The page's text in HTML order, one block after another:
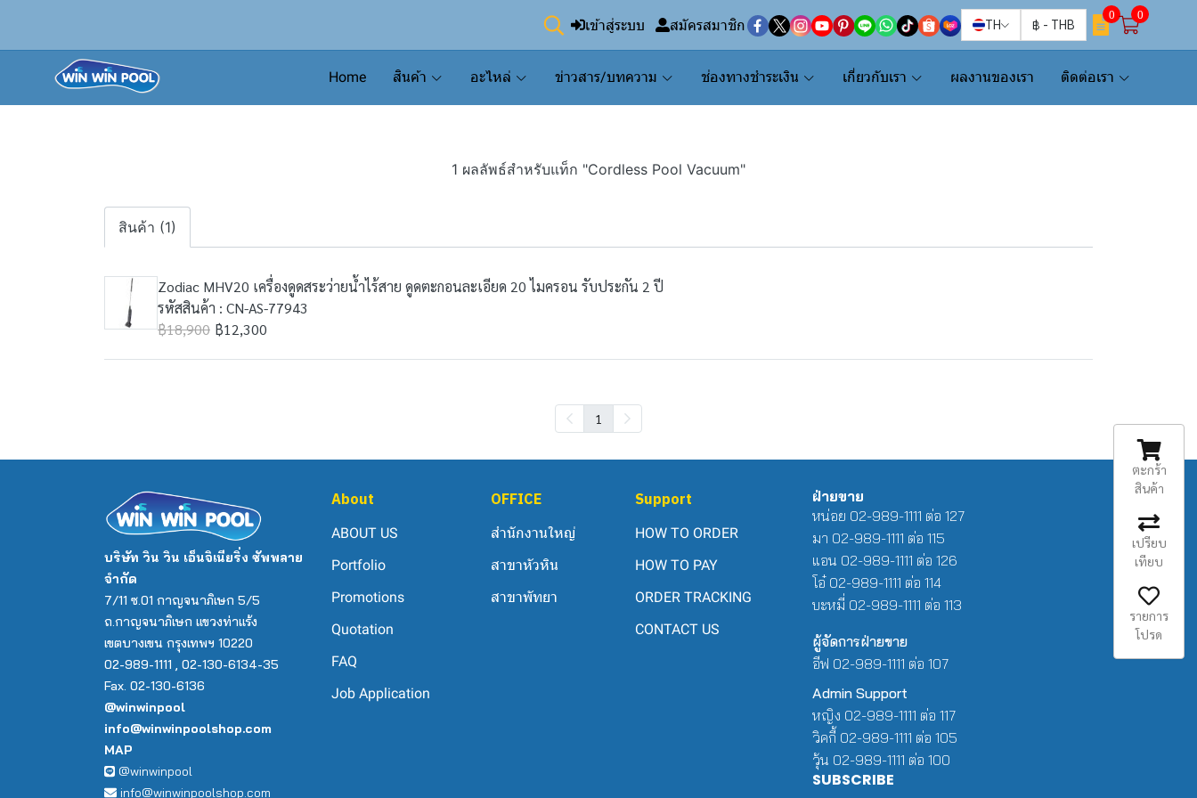
เข้าสู่ระบบ สมัครสมาชิก TH ฿ - THB
0 0
Home สินค้า อะไหล่ ข่าวสาร/บทความ ช่องทางชำระเงิน เกี่ยวกับเรา ผลงานของเรา ติดต่อเรา
1 ผลลัพธ์สำหรับแท็ก "Cordless Pool Vacuum"
สินค้า (1)
Zodiac MHV20 เครื่องดูดสระว่ายน้ำไร้สาย ดูดตะกอนละเอียด 20 ไมครอน รับประกัน 2 ปี
รหัสสินค้า : CN-AS-77943
฿18,900 ฿12,300
1
บริษัท วิน วิน เอ็นจิเนียริ่ง ซัพพลาย
จำกัด
7/11 ซ.01 กาญจนาภิเษก 5/5
ถ.กาญจนาภิเษก แขวงท่าแร้ง
เขตบางเขน กรุงเทพฯ 10220
02-989-1111 , 02-130-6134-35
Fax. 02-130-6136
@winwinpool
info@winwinpoolshop.com
MAP
@winwinpool
info@winwinpoolshop.com
About
ABOUT US
Portfolio
Promotions
Quotation
FAQ
Job Application
OFFICE
สำนักงานใหญ่
สาขาหัวหิน
สาขาพัทยา
Support
HOW TO ORDER
HOW TO PAY
ORDER TRACKING
CONTACT US
ฝ่ายขาย
หน่อย 02-989-1111 ต่อ 127
มา 02-989-1111 ต่อ 115
แอน 02-989-1111 ต่อ 126
โอ๋ 02-989-1111 ต่อ 114
บะหมี่ 02-989-1111 ต่อ 113
ผู้จัดการฝ่ายขาย
อีฟ 02-989-1111 ต่อ 107
Admin Support
หญิง 02-989-1111 ต่อ 117
วิคกี้ 02-989-1111 ต่อ 105
วุ้น 02-989-1111 ต่อ 100
SUBSCRIBE
ตะกร้า
สินค้า
เปรียบ
เทียบ
รายการ
โปรด